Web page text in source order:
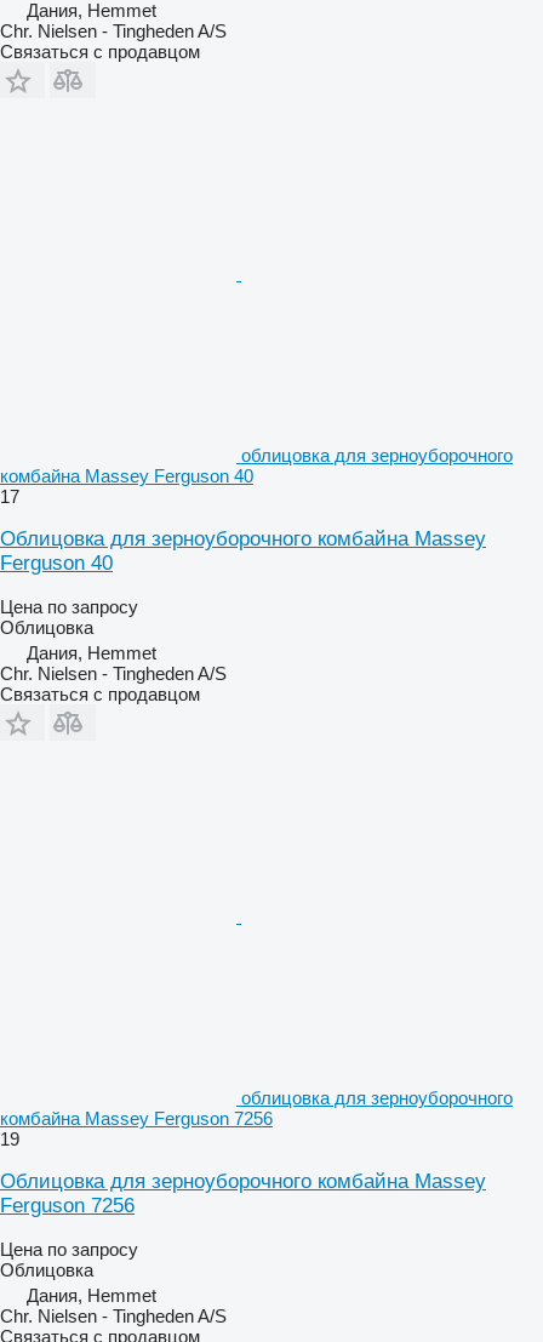
Дания, Hemmet
Chr. Nielsen - Tingheden A/S
Связаться с продавцом
облицовка для зерноуборочного
комбайна Massey Ferguson 40
17
Облицовка для зерноуборочного комбайна Massey
Ferguson 40
Цена по запросу
Облицовка
Дания, Hemmet
Chr. Nielsen - Tingheden A/S
Связаться с продавцом
облицовка для зерноуборочного
комбайна Massey Ferguson 7256
19
Облицовка для зерноуборочного комбайна Massey
Ferguson 7256
Цена по запросу
Облицовка
Дания, Hemmet
Chr. Nielsen - Tingheden A/S
Связаться с продавцом